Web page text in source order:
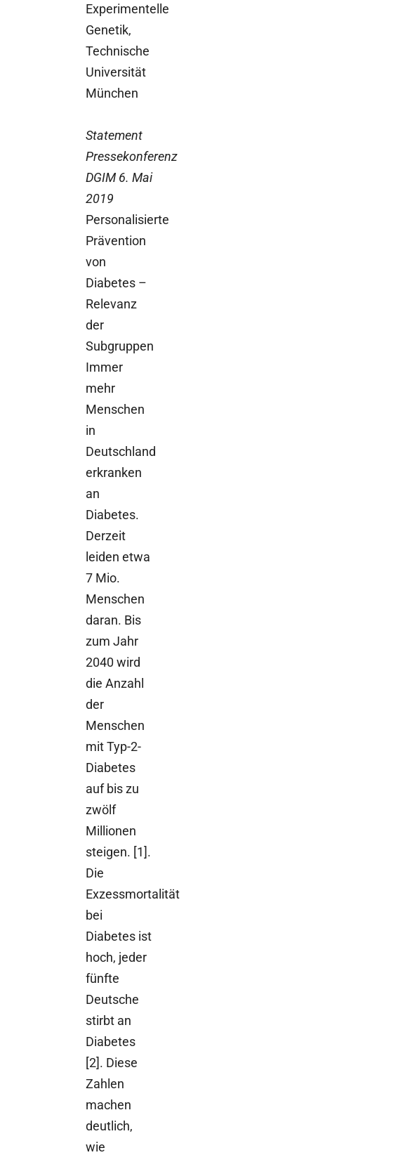
Experimentelle
Genetik,
Technische
Universität
München
Statement
Pressekonferenz
DGIM 6. Mai
2019
Personalisierte
Prävention
von
Diabetes –
Relevanz
der
Subgruppen
Immer
mehr
Menschen
in
Deutschland
erkranken
an
Diabetes.
Derzeit
leiden etwa
7 Mio.
Menschen
daran. Bis
zum Jahr
2040 wird
die Anzahl
der
Menschen
mit Typ-2-
Diabetes
auf bis zu
zwölf
Millionen
steigen. [1].
Die
Exzessmortalität
bei
Diabetes ist
hoch, jeder
fünfte
Deutsche
stirbt an
Diabetes
[2]. Diese
Zahlen
machen
deutlich,
wie